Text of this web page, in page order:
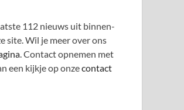
112 nieuws uit binnen-
site. Wil je meer over ons
. Contact opnemen met
een kijkje op onzecontact